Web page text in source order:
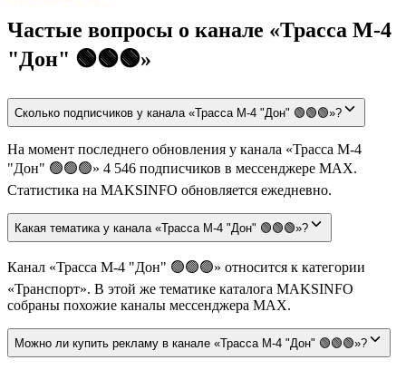
Частые вопросы о канале «Трасса М-4
"Дон" 🟢🟢🟢»
Сколько подписчиков у канала «Трасса М-4 "Дон" 🟢🟢🟢»?
На момент последнего обновления у канала «Трасса М-4
"Дон" 🟢🟢🟢» 4 546 подписчиков в мессенджере MAX.
Статистика на MAKSINFO обновляется ежедневно.
Какая тематика у канала «Трасса М-4 "Дон" 🟢🟢🟢»?
Канал «Трасса М-4 "Дон" 🟢🟢🟢» относится к категории
«Транспорт». В этой же тематике каталога MAKSINFO
собраны похожие каналы мессенджера MAX.
Можно ли купить рекламу в канале «Трасса М-4 "Дон" 🟢🟢🟢»?